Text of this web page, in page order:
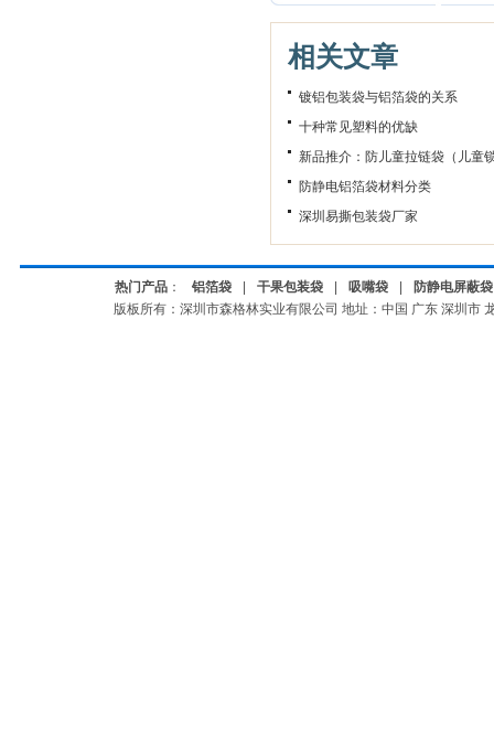
相关文章
镀铝包装袋与铝箔袋的关系
十种常见塑料的优缺
新品推介：防儿童拉链袋（儿童
防静电铝箔袋材料分类
深圳易撕包装袋厂家
热门产品： 铝箔袋 干果包装袋 吸嘴袋
防静电屏蔽袋
版板所有：深圳市森格林实业有限公司 地址：中国 广东 深圳市